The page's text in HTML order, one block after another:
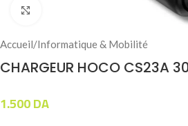
Accueil/Informatique & Mobilité
CHARGEUR HOCO CS23A
1.500DA